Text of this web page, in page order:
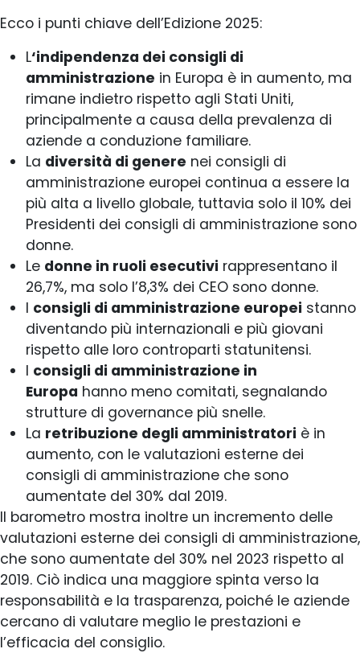
Ecco i punti chiave dell’Edizione 2025:
L‘indipendenza dei consigli di
amministrazione in Europa è in aumento, ma
rimane indietro rispetto agli Stati Uniti,
principalmente a causa della prevalenza di
aziende a conduzione familiare.
La diversità di genere nei consigli di
amministrazione europei continua a essere la
più alta a livello globale, tuttavia solo il 10% dei
Presidenti dei consigli di amministrazione sono
donne.
Le donne in ruoli esecutivi rappresentano il
26,7%, ma solo l’8,3% dei CEO sono donne.
I consigli di amministrazione europei stanno
diventando più internazionali e più giovani
rispetto alle loro controparti statunitensi.
I consigli di amministrazione in
Europa hanno meno comitati, segnalando
strutture di governance più snelle.
La retribuzione degli amministratori è in
aumento, con le valutazioni esterne dei
consigli di amministrazione che sono
aumentate del 30% dal 2019.
Il barometro mostra inoltre un incremento delle
valutazioni esterne dei consigli di amministrazione,
che sono aumentate del 30% nel 2023 rispetto al
2019. Ciò indica una maggiore spinta verso la
responsabilità e la trasparenza, poiché le aziende
cercano di valutare meglio le prestazioni e
l’efficacia del consiglio.